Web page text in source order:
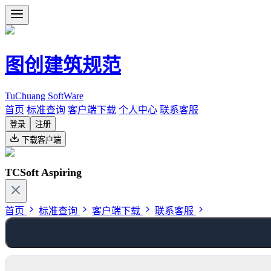
图创建筑规范
TuChuang SoftWare
首页 标准查询 客户端下载 个人中心 联系客服
登录
注册
下载客户端
TCSoft Aspiring
首页 标准查询 客户端下载 联系客服